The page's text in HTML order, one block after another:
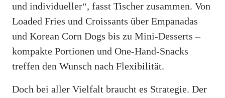
und individueller“, fasst Tischer zusammen. Von
Loaded Fries und Croissants über Empanadas
und Korean Corn Dogs bis zu Mini-Desserts –
kompakte Portionen und One-Hand-Snacks
treffen den Wunsch nach Flexibilität.
Doch bei aller Vielfalt braucht es Strategie. Der